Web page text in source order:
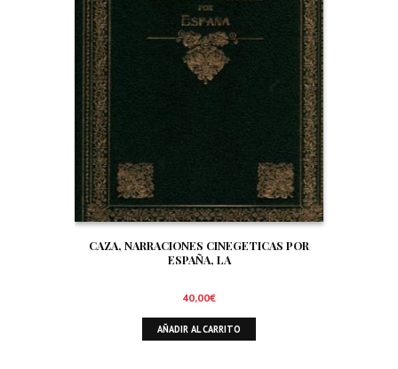
CAZA, NARRACIONES CINEGETICAS POR
ESPAÑA, LA
40,00€
AÑADIR AL CARRITO